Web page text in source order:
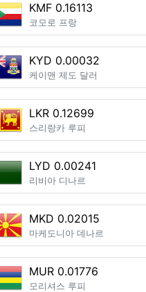
KMF 0.16113
코모로 프랑
KYD 0.00032
케이맨 제도 달러
LKR 0.12699
스리랑카 루피
LYD 0.00241
리비아 디나르
MKD 0.02015
마케도니아 데나르
MUR 0.01776
모리셔스 루피